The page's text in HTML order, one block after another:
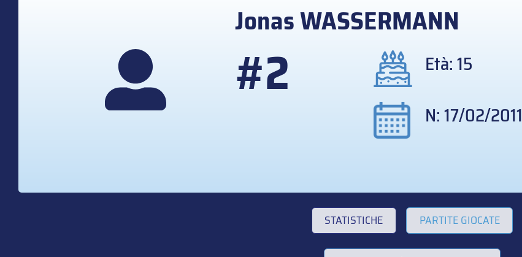
JonasWASSERMANN
#2 Età: 15
N: 17/02/2011
STATISTICHE PARTITE GIOCATE